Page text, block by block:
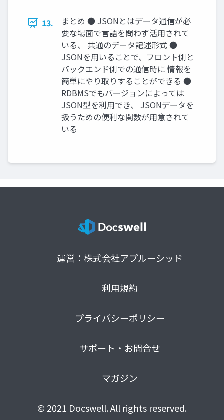
13.
まとめ ● JSONとはデータ通信が必
要な場面で言語を問わず活用されて
いる、 共通のデータ記述形式 ●
JSONを用いることで、フロント側と
バックエンド側での通信時に 情報を
簡単にやり取りすることができる ●
RDBMSでもバージョンによっては
JSON型を利用でき、 JSONデータを
扱うための便利な関数が用意されて
いる
運営：株式会社アプルーシッド
利用規約
プライバシーポリシー
サポート・お問合せ
マガジン
© 2021 Docswell. All rights reserved.